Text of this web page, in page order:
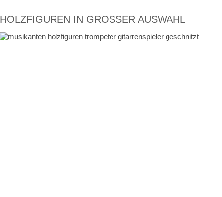
HOLZFIGUREN IN GROSSER AUSWAHL